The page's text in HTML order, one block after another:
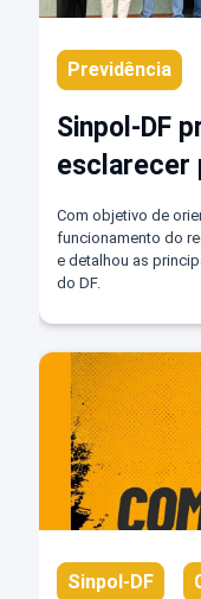
Previdência
Sinpol-DF
esclarecer
previdência
PREVICOM
Com objetivo de
funcionamento do
e detalhou as
do DF.
Sinpol-DF